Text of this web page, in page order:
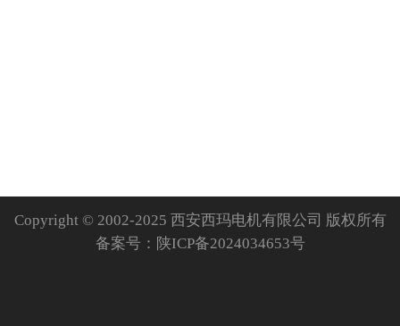
Copyright © 2002-2025 西安西玛电机有限公司 版权所有
备案号： 陕ICP备2024034653号